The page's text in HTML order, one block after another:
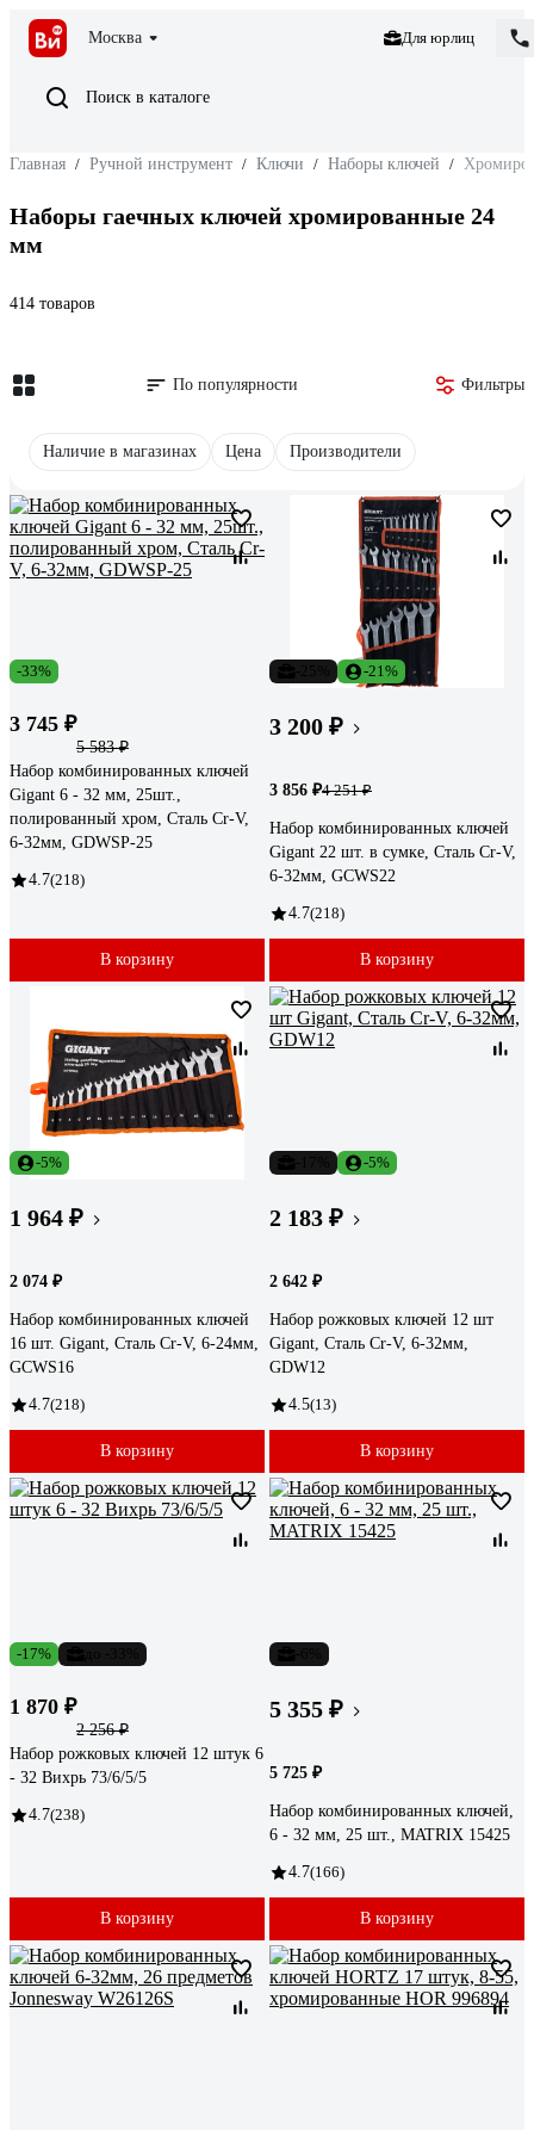
Москва Для юрлиц
Поиск в каталоге
Главная / Ручной инструмент / Ключи / Наборы ключей /
Наборы гаечных ключей хромированные 24
мм
414 товаров
По популярности Фильтры
Наличие в магазинах Цена Производители
-33%
3 745 ₽
5 583 ₽
Набор комбинированных ключей
Gigant 6 - 32 мм, 25шт.,
полированный хром, Сталь Cr-V,
6-32мм, GDWSP-25
4.7(218)
В корзину
-21%
3 200 ₽
3 856 ₽4 251 ₽
Набор комбинированных ключей
Gigant 22 шт. в сумке, Сталь Cr-V,
6-32мм, GCWS22
4.7(218)
В корзину
-5%
1 964 ₽
2 074 ₽
Набор комбинированных ключей
16 шт. Gigant, Сталь Cr-V, 6-24мм,
GCWS16
4.7(218)
В корзину
-5%
2 183 ₽
2 642 ₽
Набор рожковых ключей 12 шт
Gigant, Сталь Cr-V, 6-32мм,
GDW12
4.5(13)
В корзину
-17%
1 870 ₽
2 256 ₽
Набор рожковых ключей 12 штук 6
- 32 Вихрь 73/6/5/5
4.7(238)
В корзину
5 355 ₽
5 725 ₽
Набор комбинированных ключей,
6 - 32 мм, 25 шт., MATRIX 15425
4.7(166)
В корзину